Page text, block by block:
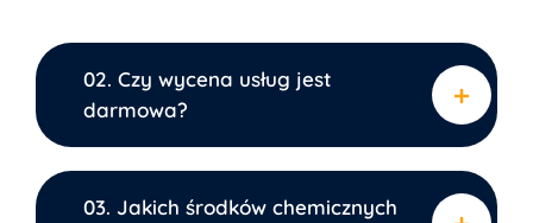
02. Czy wycena usług jest
darmowa?
03. Jakich środków chemicznych